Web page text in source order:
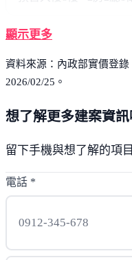
顯示更多
資料來源：內政部實價登錄
2026/02/25。
想了解更多建案資訊
留下手機與想了解的項
電話 *